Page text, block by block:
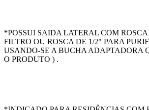
*POSSUI SAIDA LATERAL COM
FILTRO OU ROSCA DE 1/2" PARA
USANDO-SE A BUCHA ADAPTADORA
O PRODUTO ) .